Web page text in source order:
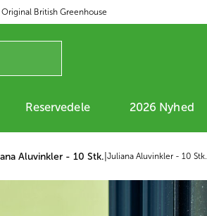
British Greenhouse
Reservedele 2026 Nyhed
Aluvinkler - 10 Stk. Juliana Aluvinkler - 10 Stk.